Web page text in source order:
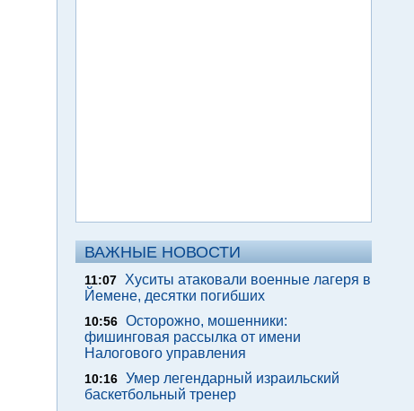
ВАЖНЫЕ НОВОСТИ
11:07
Хуситы атаковали военные лагеря в
Йемене, десятки погибших
10:56 Осторожно, мошенники:
фишинговая рассылка от имени
Налогового управления
10:16 Умер легендарный израильский
баскетбольный тренер